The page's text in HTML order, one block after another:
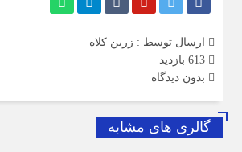
ارسال توسط : زرین کلاه
بدون دیدگاه
گالری های مشابه